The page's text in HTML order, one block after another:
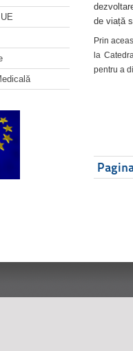
de viață
Prin
la
pentru a